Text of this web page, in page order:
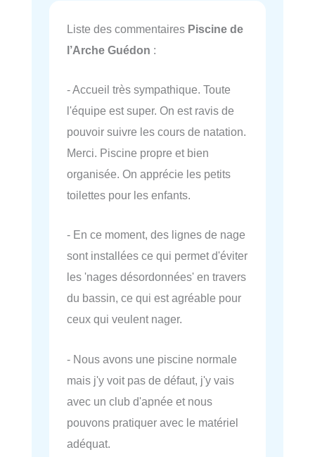
Liste des commentaires Piscine de
l’Arche Guédon :
- Accueil très sympathique. Toute
l'équipe est super. On est ravis de
pouvoir suivre les cours de natation.
Merci. Piscine propre et bien
organisée. On apprécie les petits
toilettes pour les enfants.
- En ce moment, des lignes de nage
sont installées ce qui permet d'éviter
les 'nages désordonnées' en travers
du bassin, ce qui est agréable pour
ceux qui veulent nager.
- Nous avons une piscine normale
mais j'y voit pas de défaut, j'y vais
avec un club d'apnée et nous
pouvons pratiquer avec le matériel
adéquat.